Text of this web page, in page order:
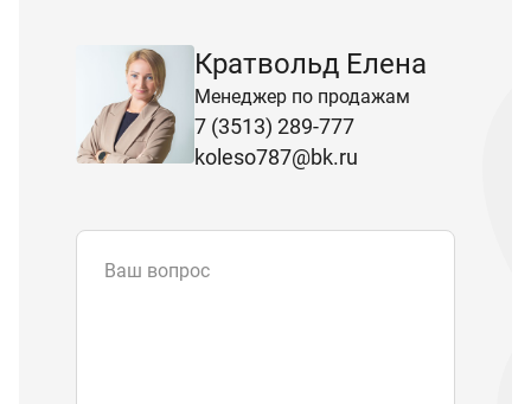
Кратвольд Елена
Менеджер по продажам
7 (3513) 289-777
koleso787@bk.ru
Ваш вопрос